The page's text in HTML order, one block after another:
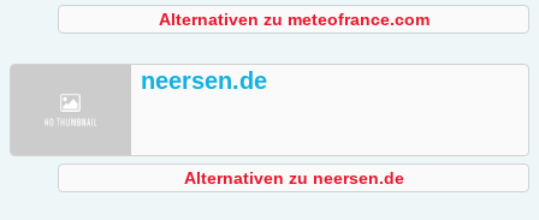
Alternativen zu meteofrance.com
neersen.de
Alternativen zu neersen.de